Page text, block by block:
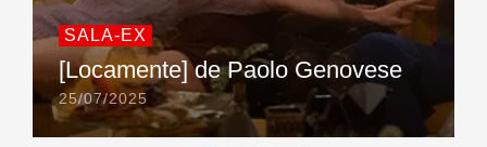
SALA-EX
[Locamente] de Paolo Genovese
25/07/2025